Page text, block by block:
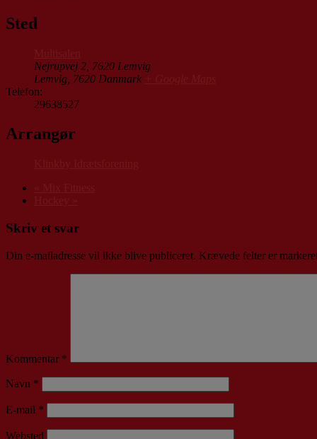
Sted
Nejrupvej 2, 7620 Lemvig
Lemvig 7620 Danmark
Telefon:
29638527
Arrangør
Skriv et svar
Din e-mailadresse vil ikke blive publiceret. Krævede felter er
Kommentar *
Navn *
E-mail *
Websted